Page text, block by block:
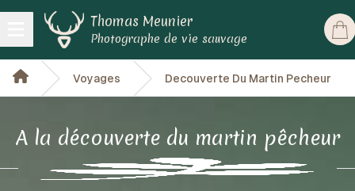
Open main menu
Thomas Meunier
Photographe de vie sauvage
Voyages Decouverte Du Martin Pecheur
A la découverte du martin pêcheur